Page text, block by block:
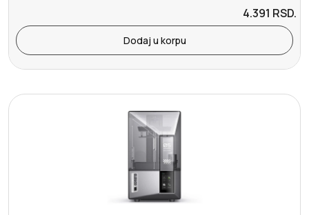
4.391 RSD.
Dodaj u korpu